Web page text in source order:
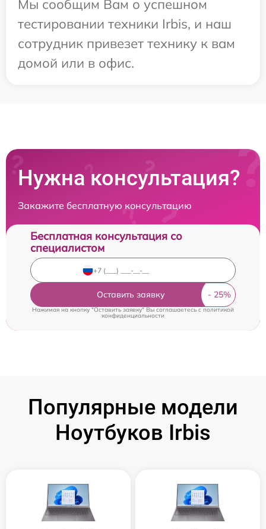
Мы сообщим Вам о успешном
тестировании техники Irbis, и наш
сотрудник привезет технику к вам
домой или в офис.
Нужна консультация?
Закажите бесплатную консультацию
Бесплатная консультация со
специалистом
Оставить заявку
Нажимая на кнопку "Оставить заявку" Вы соглашаетесь c политикой
конфиденциальности
Популярные модели
Ноутбуков Irbis